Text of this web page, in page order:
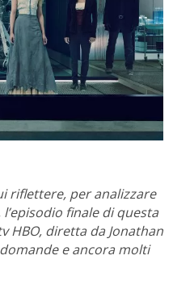
riflettere, per analizzare
finale di questa
HBO, diretta da Jonathan
e ancora molti